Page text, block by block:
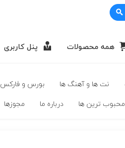
همه محصولات پنل کاربری
نت ها و آهنگ ها بورس و فارکس
محبوب ترين ها درباره ما مجوزها